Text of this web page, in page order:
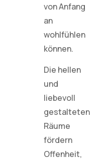
von Anfang
an
wohlfühlen
können.
Die hellen
und
liebevoll
gestalteten
Räume
fördern
Offenheit,